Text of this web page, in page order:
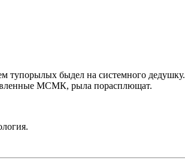
тупорылых быдел на системного дедушку.
МСМК, рыла порасплющат.